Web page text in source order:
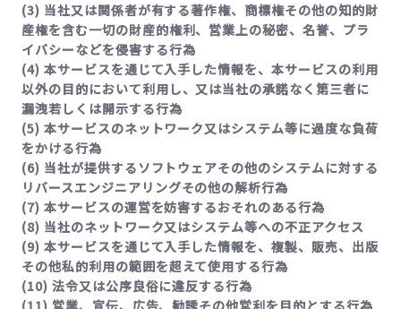
(3) 当社又は関係者が有する著作権、商標権その他の知的財
産権を含む一切の財産的権利、営業上の秘密、名誉、プラ
イバシーなどを侵害する行為
(4) 本サービスを通じて入手した情報を、本サービスの利用
以外の目的において利用し、又は当社の承諾なく第三者に
漏洩若しくは開示する行為
(5) 本サービスのネットワーク又はシステム等に過度な負荷
をかける行為
(6) 当社が提供するソフトウェアその他のシステムに対する
リバースエンジニアリングその他の解析行為
(7) 本サービスの運営を妨害するおそれのある行為
(8) 当社のネットワーク又はシステム等への不正アクセス
(9) 本サービスを通じて入手した情報を、複製、販売、出版
その他私的利用の範囲を超えて使用する行為
(10) 法令又は公序良俗に違反する行為
(11) 営業、宣伝、広告、勧誘その他営利を目的とする行為